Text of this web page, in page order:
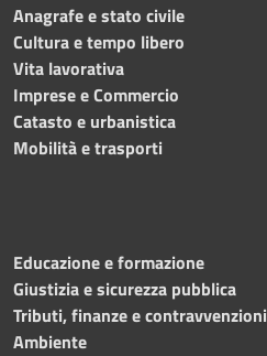
Anagrafe e stato civile
Cultura e tempo libero
Vita lavorativa
Imprese e Commercio
Catasto e urbanistica
Mobilità e trasporti
Educazione e formazione
Giustizia e sicurezza pubblica
Tributi, finanze e contravvenzioni
Ambiente